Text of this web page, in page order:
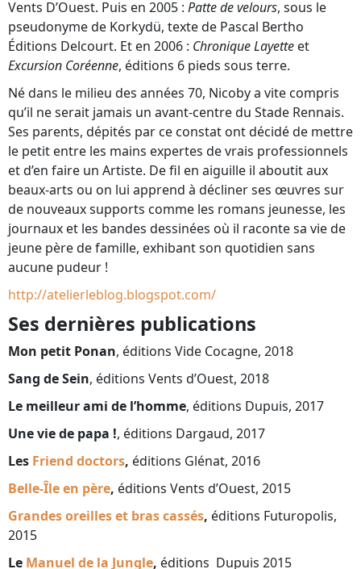
Vents D’Ouest. Puis en 2005 : Patte de velours, sous le
pseudonyme de Korkydü, texte de Pascal Bertho
Éditions Delcourt. Et en 2006 : Chronique Layette et
Excursion Coréenne, éditions 6 pieds sous terre.
Né dans le milieu des années 70, Nicoby a vite compris
qu’il ne serait jamais un avant-centre du Stade Rennais.
Ses parents, dépités par ce constat ont décidé de mettre
le petit entre les mains expertes de vrais professionnels
et d’en faire un Artiste. De fil en aiguille il aboutit aux
beaux-arts ou on lui apprend à décliner ses œuvres sur
de nouveaux supports comme les romans jeunesse, les
journaux et les bandes dessinées où il raconte sa vie de
jeune père de famille, exhibant son quotidien sans
aucune pudeur !
http://atelierleblog.blogspot.com/
Ses dernières publications
Mon petit Ponan, éditions Vide Cocagne, 2018
Sang de Sein, éditions Vents d’Ouest, 2018
Le meilleur ami de l’homme, éditions Dupuis, 2017
Une vie de papa !, éditions Dargaud, 2017
Les Friend doctors, éditions Glénat, 2016
Belle-Île en père, éditions Vents d’Ouest, 2015
Grandes oreilles et bras cassés, éditions Futuropolis,
2015
Le Manuel de la Jungle, éditions Dupuis 2015